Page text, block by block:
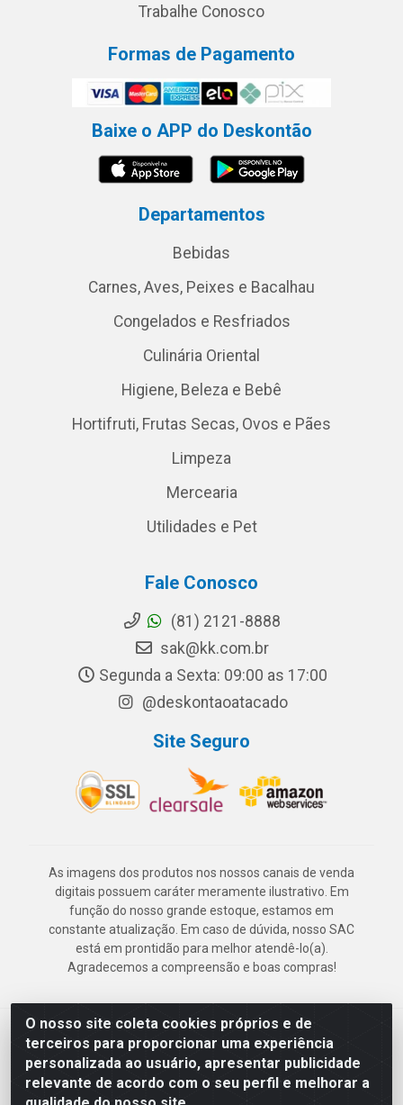
O nosso site coleta cookies próprios e de
terceiros para proporcionar uma experiência
personalizada ao usuário, apresentar publicidade
relevante de acordo com o seu perfil e melhorar a
Trabalhe Conosco
Formas de Pagamento
Baixe o APP do Deskontão
Departamentos
Bebidas
Carnes, Aves, Peixes e Bacalhau
Congelados e Resfriados
Culinária Oriental
Higiene, Beleza e Bebê
Hortifruti, Frutas Secas, Ovos e Pães
Limpeza
Mercearia
Utilidades e Pet
Fale Conosco
(81) 2121-8888
sak@kk.com.br
Segunda a Sexta: 09:00 as 17:00
@deskontaoatacado
Site Seguro
As imagens dos produtos nos nossos canais de venda
digitais possuem caráter meramente ilustrativo. Em
função do nosso grande estoque, estamos em
constante atualização. Em caso de dúvida, nosso SAC
está em prontidão para melhor atendê-lo(a).
Agradecemos a compreensão e boas compras!
Deskontão Atacado - Av. Marechal Mascarenhas de Morais, 2471 -
Imbiribeira - Recife/PE - CEP 51.150-001 - CNPJ 24.150.377/0003-
57